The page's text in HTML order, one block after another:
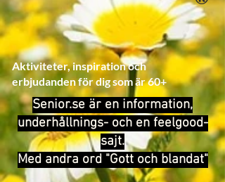
Aktiviteter, inspiration och
erbjudanden för dig som är 60+
Senior.se är en information,
underhållnings- och en feelgood-
sajt.
Med andra ord "Gott och blandat"